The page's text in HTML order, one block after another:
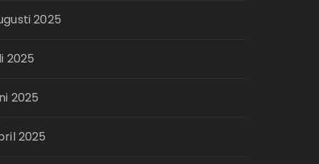
2025
2025
2025
2025